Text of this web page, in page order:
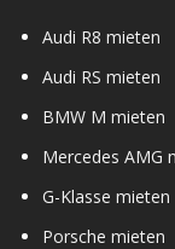
Audi R8 mieten
Audi RS mieten
BMW M mieten
Mercedes AMG
G-Klasse mieten
Porsche mieten